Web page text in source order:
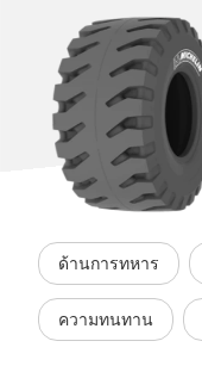
ด้านการทหาร
ความทนทาน